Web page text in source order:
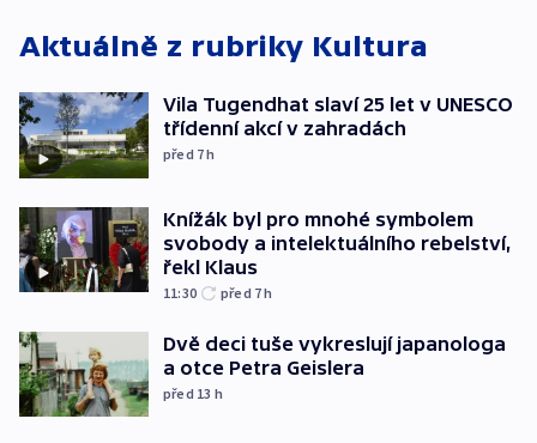
Aktuálně z rubriky Kultura
Vila Tugendhat slaví 25 let v UNESCO
třídenní akcí v zahradách
před 7h
Knížák byl pro mnohé symbolem
svobody a intelektuálního rebelství,
řekl Klaus
11:30 před 7h
Dvě deci tuše vykreslují japanologa
a otce Petra Geislera
před 13 h